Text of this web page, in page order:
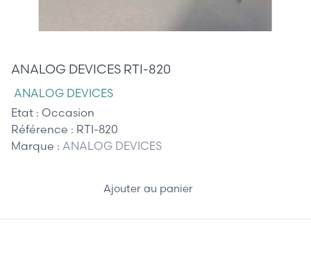
ANALOG DEVICES RTI-820
ANALOG DEVICES
Etat : Occasion
Référence : RTI-820
Marque : ANALOG DEVICES
Ajouter au panier